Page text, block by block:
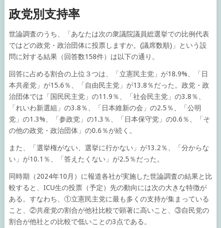
政党別支持率
世論調査のうち、「あなたは次の衆議院議員総選挙での比例代表
ではどの政党・政治団体に投票しますか。(議席数順)」という設
問に対する結果（回答数158件）は以下の通り。
回答に占める割合の上位３つは、「立憲民主党」が18.9%、「日
本共産党」が15.6％、「自由民主党」が13.8％だった。政党・政
治団体では「国民民主党」の11.9％、「社会民主党」の3.8％、
「れいわ新選組」の3.8％、「日本維新の会」の2.5％、「公明
党」の1.3%、「参政党」の1.3％、「日本保守党」の0.6％、「そ
の他の政党・政治団体」の0.6％が続く。
また、「選挙権がない、選挙に行かない」が13.2％、「分からな
い」が10.1％、「答えたくない」が2.5％だった。
同時期（2024年10月）に報道各社が実施した世論調査の結果と比
較すると、ICU生の投票（予定）先の動向には次の大きな特徴が
ある。すなわち、①立憲民主党に最も多くの支持が集まっている
こと、②共産党の割合が他社比較で顕著に高いこと、③自民党の
割合が他社との比較で低いことの3点である。